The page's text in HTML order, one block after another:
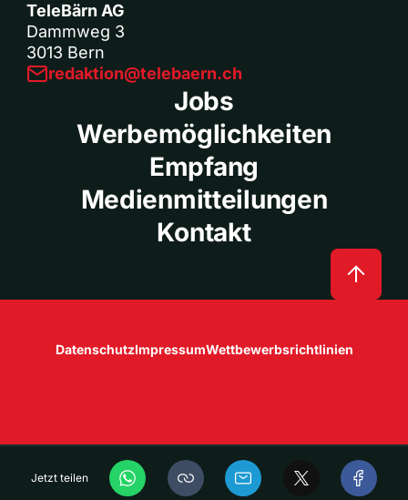
Jetzt teilen
TeleBärn AG
Dammweg 3
3013 Bern
redaktion@telebaern.ch
Jobs
Werbemöglichkeiten
Empfang
Medienmitteilungen
Kontakt
DatenschutzImpressumWettbewerbsrichtlinien